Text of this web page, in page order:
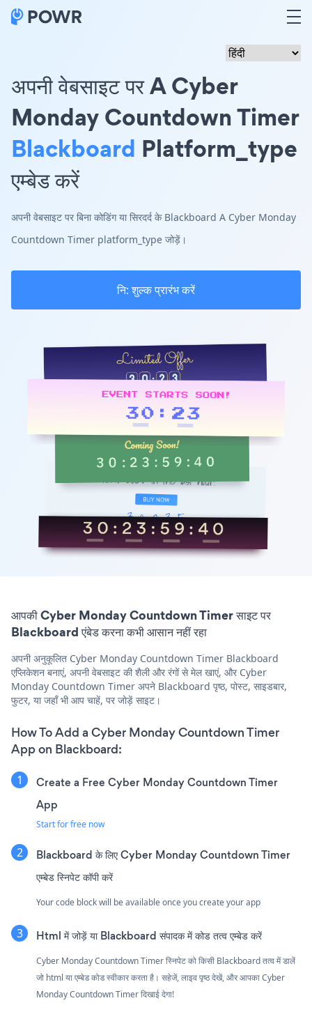
अपनी वेबसाइट पर A Cyber
Monday Countdown Timer
Blackboard Platform_type
एम्बेड करें
अपनी वेबसाइट पर बिना कोडिंग या सिरदर्द के Blackboard A Cyber Monday
Countdown Timer platform_type जोड़ें।
नि: शुल्क प्रारंभ करें
आपकी Cyber Monday Countdown Timer साइट पर
Blackboard एंबेड करना कभी आसान नहीं रहा
अपनी अनुकूलित Cyber Monday Countdown Timer Blackboard
एप्लिकेशन बनाएं, अपनी वेबसाइट की शैली और रंगों से मेल खाएं, और Cyber
Monday Countdown Timer अपने Blackboard पृष्ठ, पोस्ट, साइडबार,
फुटर, या जहाँ भी आप चाहें, पर जोड़ें साइट।
How To Add a Cyber Monday Countdown Timer
App on Blackboard:
Create a Free Cyber Monday Countdown Timer
App
Start for free now
Blackboard के लिए Cyber Monday Countdown Timer
एम्बेड स्निपेट कॉपी करें
Your code block will be available once you create your app
Html में जोड़ें या Blackboard संपादक में कोड तत्व एम्बेड करें
Cyber Monday Countdown Timer स्निपेट को किसी Blackboard तत्व में डालें
जो html या एम्बेड कोड स्वीकार करता है। सहेजें, लाइव पृष्ठ देखें, और आपका Cyber
Monday Countdown Timer दिखाई देगा!